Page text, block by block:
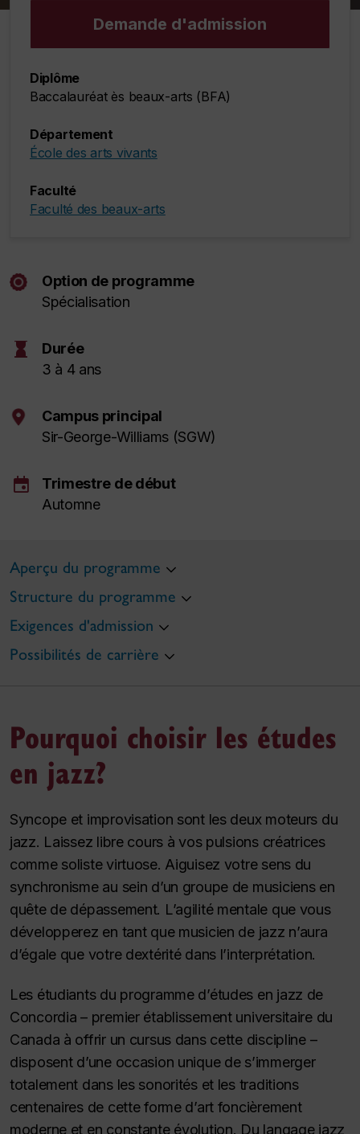
Demande d'admission
Diplôme
Baccalauréat ès beaux-arts (BFA)
Département
École des arts vivants
Faculté
Faculté des beaux-arts
Option de programme
Spécialisation
hourglass
Durée
3 à 4 ans
Campus principal
Sir-George-Williams (SGW)
event
Trimestre de début
Automne
Aperçu du programme
Structure du programme
Exigences d'admission
Possibilités de carrière
Pourquoi choisir les études
en jazz?
Syncope et improvisation sont les deux moteurs du
jazz. Laissez libre cours à vos pulsions créatrices
comme soliste virtuose. Aiguisez votre sens du
synchronisme au sein d’un groupe de musiciens en
quête de dépassement. L’agilité mentale que vous
développerez en tant que musicien de jazz n’aura
d’égale que votre dextérité dans l’interprétation.
Les étudiants du programme d’études en jazz de
Concordia – premier établissement universitaire du
Canada à offrir un cursus dans cette discipline –
disposent d’une occasion unique de s’immerger
totalement dans les sonorités et les traditions
centenaires de cette forme d’art foncièrement
moderne et en constante évolution. Du langage jazz